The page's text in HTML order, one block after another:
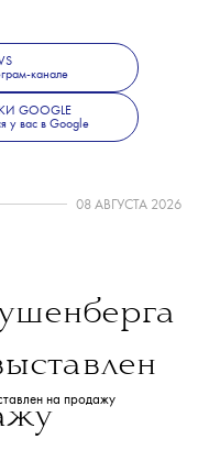
Дэвида
планируется.
следующем
канале
GOOGLE
у вас в Google
08 АВГУСТА 2026